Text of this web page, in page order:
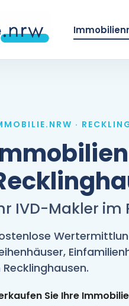
·
IVD-Makler im
Recklinghausen.
Sie Ihre